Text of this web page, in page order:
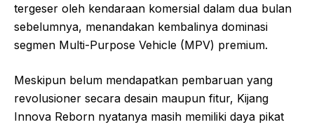
tergeser oleh kendaraan komersial dalam dua bulan
sebelumnya, menandakan kembalinya dominasi
segmen Multi-Purpose Vehicle (MPV) premium.
Meskipun belum mendapatkan pembaruan yang
revolusioner secara desain maupun fitur, Kijang
Innova Reborn nyatanya masih memiliki daya pikat